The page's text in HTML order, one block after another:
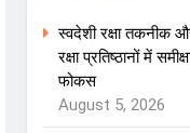
स्वदेशी रक्षा तकनीक
रक्षा प्रतिष्ठानों में
फोकस
August 5, 2026